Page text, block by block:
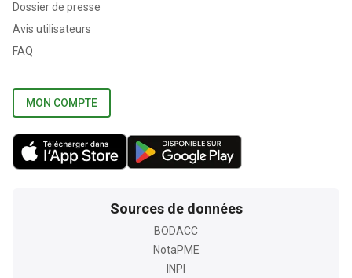
Dossier de presse
Avis utilisateurs
FAQ
MON COMPTE
Sources de données
BODACC
NotaPME
INPI